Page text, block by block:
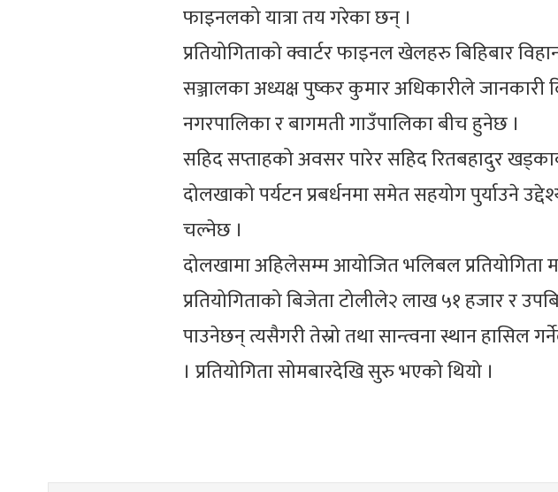
फाइनलको यात्रा तय गरेका छन् ।
प्रतियोगिताको क्वार्टर फाइनल खेलहरु बिहिबार
सञ्जालका अध्यक्ष पुष्कर कुमार अधिकारीले
नगरपालिका र बागमती गाउँपालिका बीच हुनेछ ।
सहिद सप्ताहको अवसर पारेर सहिद रितबहादुर
दोलखाको पर्यटन प्रबर्धनमा समेत सहयोग पुर्याउने
चल्नेछ ।
दोलखामा अहिलेसम्म आयोजित भलिबल प्रतियोगिता
प्रतियोगिताको बिजेता टोलीले२ लाख ५१ हजार र
पाउनेछन् त्यसैगरी तेस्रो तथा सान्त्वना स्थान हासिल
। प्रतियोगिता सोमबारदेखि सुरु भएको थियो ।